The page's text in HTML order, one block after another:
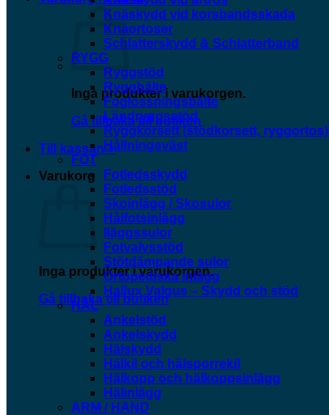
Inga produkter i varukorgen.
Gå tillbaka till butiken
Till kassan +
Varukorg
Inga produkter i varukorgen.
Gå tillbaka till butiken
Knäskydd vid korsbandsskada
Knäortoser
Schlatterskydd & Schlatterband
RYGG
Ryggstöd
Ryggbälte
Foglossningsbälte
Ländryggsstöd
Ryggkorsett (stödkorsett, ryggortos)
Hållningsväst
FOT
Fotledsskydd
Fotledsstöd
Skoinlägg / Skosulor
Hålfotsinlägg
Iläggssulor
Fotvalvsstöd
Stötdämpande sulor
Ortopediska inlägg
Hallux Valgus – Skydd och stöd
HÄL
Ankelstöd
Ankelskydd
Hälskydd
Hälkil och hälsporrekil
Hälkopp och hälkoppsinlägg
Hälinlägg
ARM / HAND